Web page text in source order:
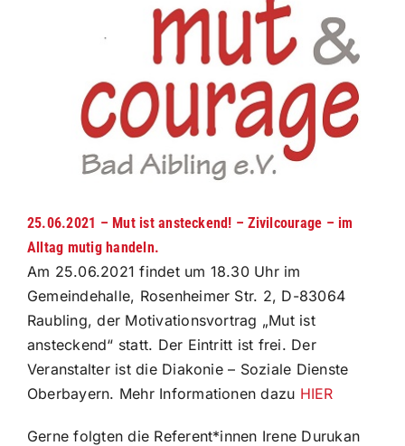
25.06.2021 – Mut ist ansteckend! – Zivilcourage – im
Alltag mutig handeln.
Am 25.06.2021 findet um 18.30 Uhr im
Gemeindehalle, Rosenheimer Str. 2, D-83064
Raubling, der Motivationsvortrag „Mut ist
ansteckend“ statt. Der Eintritt ist frei. Der
Veranstalter ist die Diakonie – Soziale Dienste
Oberbayern. Mehr Informationen dazu HIER
Gerne folgten die Referent*innen Irene Durukan